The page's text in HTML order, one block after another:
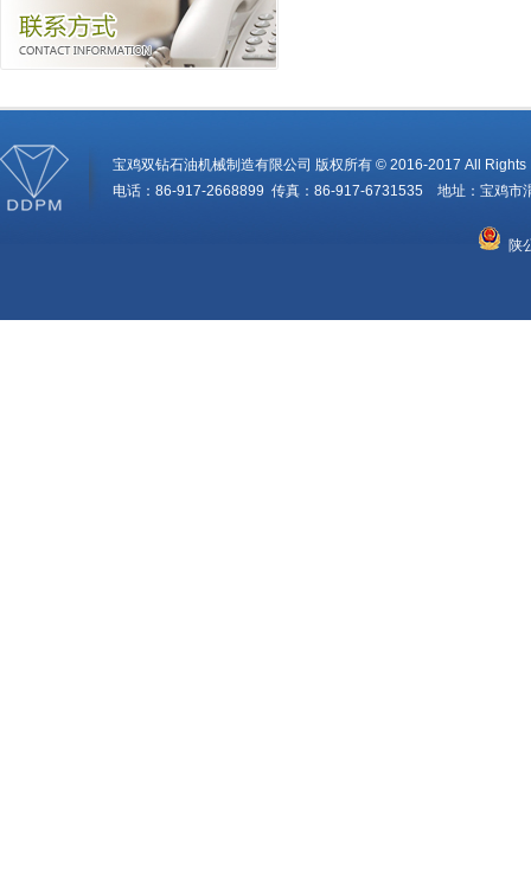
宝鸡双钻石油机械制造有限公司 版权所有 © 2016-2017 All
电话：86-917-2668899 传真：86-917-6731535 地址：宝鸡市
陕